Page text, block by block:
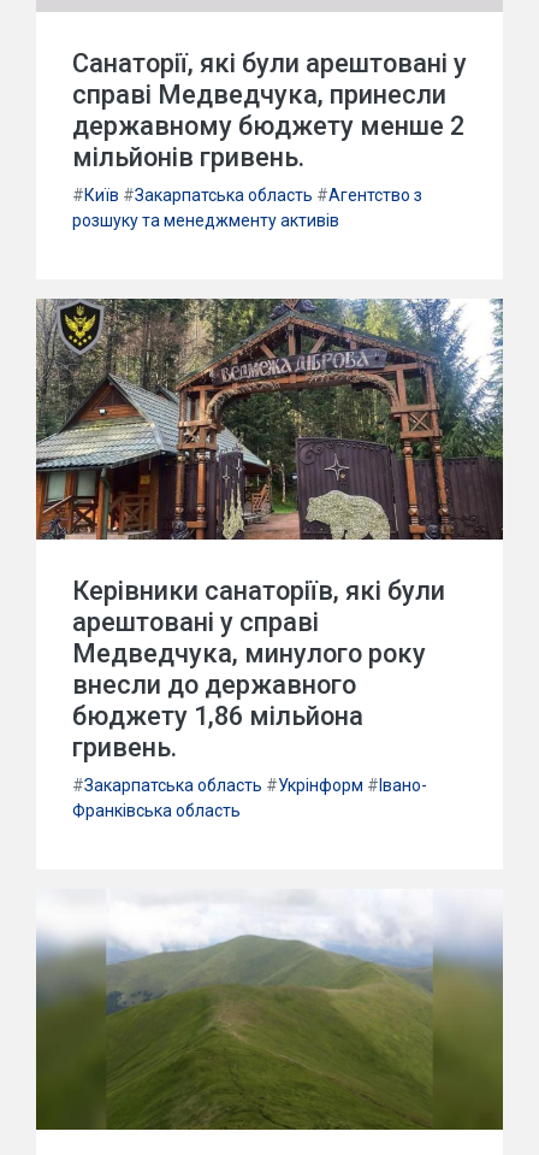
Санаторії, які були арештовані у
справі Медведчука, принесли
державному бюджету менше 2
мільйонів гривень.
#Київ #Закарпатська область #Агентство з
розшуку та менеджменту активів
Керівники санаторіїв, які були
арештовані у справі
Медведчука, минулого року
внесли до державного
бюджету 1,86 мільйона
гривень.
#Закарпатська область #Укрінформ # Івано-
Франківська область